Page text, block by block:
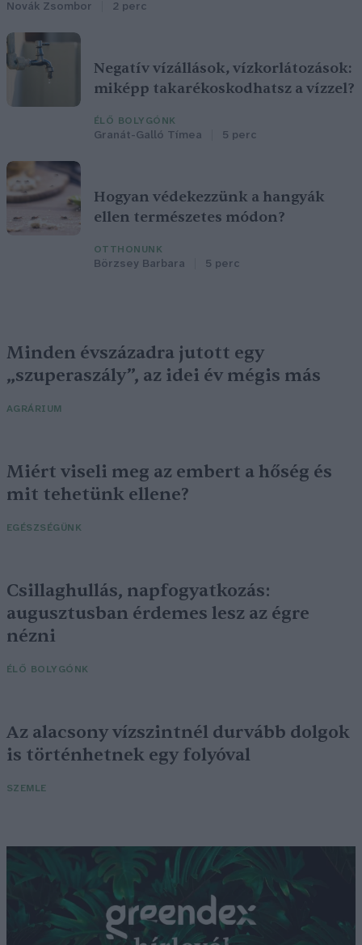
Novák Zsombor 2 perc
Negatív vízállások, vízkorlátozások:
miképp takarékoskodhatsz a vízzel?
ÉLŐ BOLYGÓNK
Granát-Galló Tímea 5 perc
Hogyan védekezzünk a hangyák
ellen természetes módon?
OTTHONUNK
Börzsey Barbara 5 perc
Minden évszázadra jutott egy
„szuperaszály”, az idei év mégis más
AGRÁRIUM
Miért viseli meg az embert a hőség és
mit tehetünk ellene?
EGÉSZSÉGÜNK
Csillaghullás, napfogyatkozás:
augusztusban érdemes lesz az égre
nézni
ÉLŐ BOLYGÓNK
Az alacsony vízszintnél durvább dolgok
is történhetnek egy folyóval
SZEMLE